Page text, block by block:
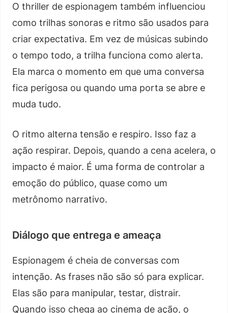
O thriller de espionagem também influenciou
como trilhas sonoras e ritmo são usados para
criar expectativa. Em vez de músicas subindo
o tempo todo, a trilha funciona como alerta.
Ela marca o momento em que uma conversa
fica perigosa ou quando uma porta se abre e
muda tudo.
O ritmo alterna tensão e respiro. Isso faz a
ação respirar. Depois, quando a cena acelera, o
impacto é maior. É uma forma de controlar a
emoção do público, quase como um
metrônomo narrativo.
Diálogo que entrega e ameaça
Espionagem é cheia de conversas com
intenção. As frases não são só para explicar.
Elas são para manipular, testar, distrair.
Quando isso chega ao cinema de ação, o